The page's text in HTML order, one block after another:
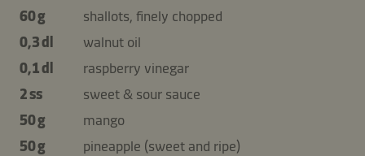
60 g
shallots, finely chopped
0,3 dl
walnut oil
0,1 dl
raspberry vinegar
2 ss
sweet & sour sauce
50 g
mango
50 g
pineapple (sweet and ripe)